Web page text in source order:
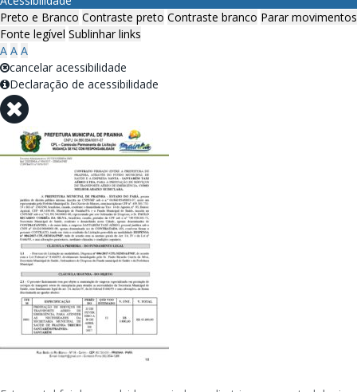
Preto e Branco Contraste preto Contraste branco Parar movimentos
Fonte legível Sublinhar links
A A A
cancelar acessibilidade
Declaração de acessibilidade